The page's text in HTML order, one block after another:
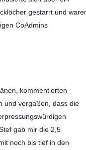
gestarrt und
CoAdmins
kommentierten
und vergaßen, dass die
gab mir die 2,5
noch bis tief in den